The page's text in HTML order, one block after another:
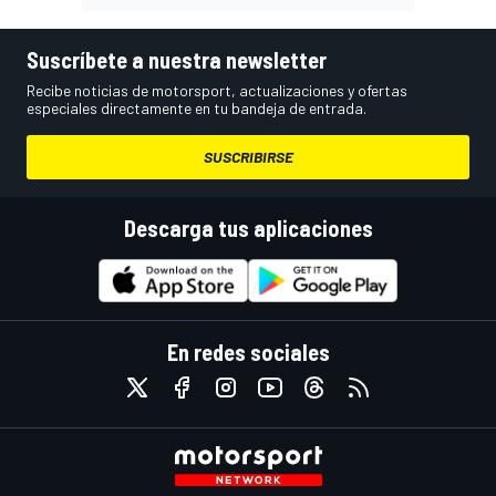
Suscríbete a nuestra newsletter
Recibe noticias de motorsport, actualizaciones y ofertas
especiales directamente en tu bandeja de entrada.
SUSCRIBIRSE
Descarga tus aplicaciones
En redes sociales